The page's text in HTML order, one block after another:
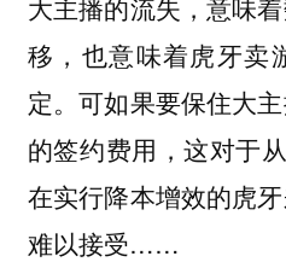
移，也意味着虎牙卖
定。可如果要保住大
的签约费用，这对于
在实行降本增效的虎
难以接受……